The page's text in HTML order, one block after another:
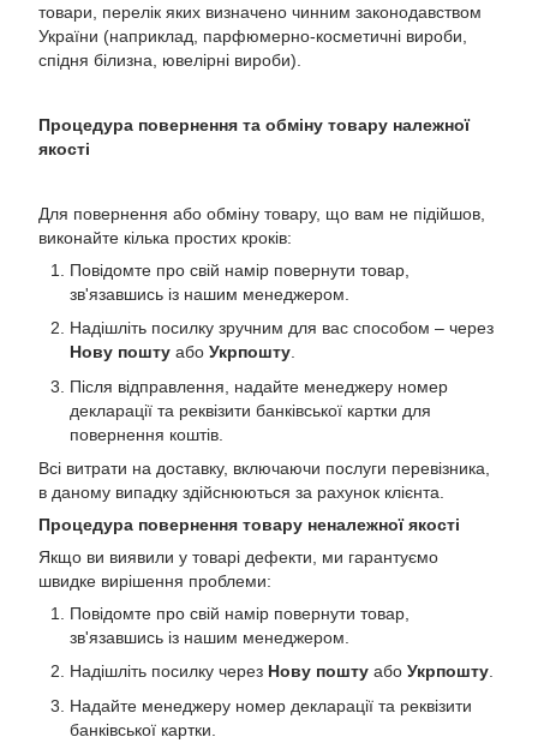
товари, перелік яких визначено чинним законодавством
України (наприклад, парфюмерно-косметичні вироби,
спідня білизна, ювелірні вироби).
Процедура повернення та обміну товару належної
якості
Для повернення або обміну товару, що вам не підійшов,
виконайте кілька простих кроків:
Повідомте про свій намір повернути товар,
зв'язавшись із нашим менеджером.
Надішліть посилку зручним для вас способом – через
Нову пошту або Укрпошту.
Після відправлення, надайте менеджеру номер
декларації та реквізити банківської картки для
повернення коштів.
Всі витрати на доставку, включаючи послуги перевізника,
в даному випадку здійснюються за рахунок клієнта.
Процедура повернення товару неналежної якості
Якщо ви виявили у товарі дефекти, ми гарантуємо
швидке вирішення проблеми:
Повідомте про свій намір повернути товар,
зв'язавшись із нашим менеджером.
Надішліть посилку через Нову пошту або Укрпошту.
Надайте менеджеру номер декларації та реквізити
банківської картки.